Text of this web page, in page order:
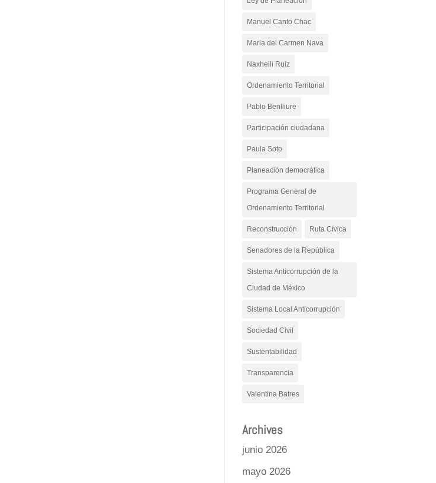
Manuel Canto Chac
Maria del Carmen Nava
Naxhelli Ruiz
Ordenamiento Territorial
Pablo Benlliure
Participación ciudadana
Paula Soto
Planeación democrática
Programa General de
Ordenamiento Territorial
Reconstrucción Ruta Cívica
Senadores de la República
Sistema Anticorrupción de la
Ciudad de México
Sistema Local Anticorrupción
Sociedad Civil
Sustentabilidad
Transparencia
Valentina Batres
Archives
junio 2026
mayo 2026